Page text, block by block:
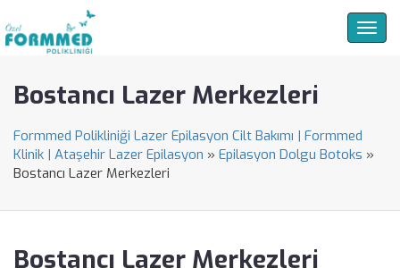
Bostancı Lazer Merkezleri
Formmed Polikliniği Lazer Epilasyon Cilt Bakımı | Formmed
Klinik | Ataşehir Lazer Epilasyon » Epilasyon Dolgu Botoks »
Bostancı Lazer Merkezleri
Bostancı Lazer Merkezleri